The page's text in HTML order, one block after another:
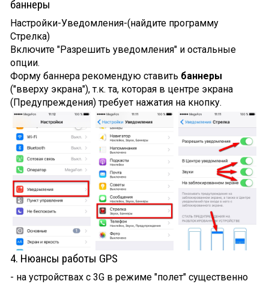
баннеры
Настройки-Уведомления-(найдите программу
Стрелка)
Включите "Разрешить уведомления" и остальные
опции.
Форму баннера рекомендую ставить баннеры
("вверху экрана"), т.к. та, которая в центре экрана
(Предупреждения) требует нажатия на кнопку.
4. Нюансы работы GPS
- на устройствах с 3G в режиме "полет" существенно